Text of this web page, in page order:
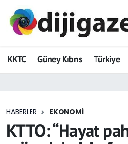
KKTC Güney Kıbrıs Türkiye
HABERLER EKONOMI
KTTO: “Hayat
ADVERTORIAL
Dijigazete
Eğitim
Ekonomi
Hava Durumu
Trafik Durumu
Tüm Manşetler
Son Dakika Haberleri